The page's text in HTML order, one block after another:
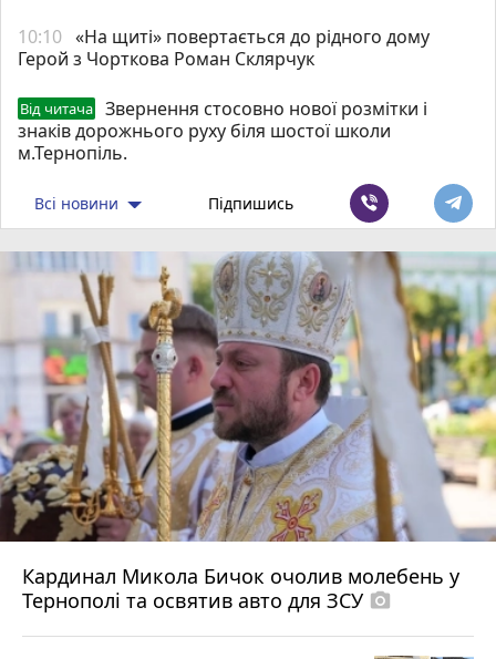
10:10 «На щиті» повертається до рідного дому
Герой з Чорткова Роман Склярчук
Від читача
Звернення стосовно нової розмітки і
знаків дорожнього руху біля шостої школи
м.Тернопіль.
Всі новини Підпишись
Кардинал Микола Бичок очолив молебень у
Тернополі та освятив авто для ЗСУ photo_camera